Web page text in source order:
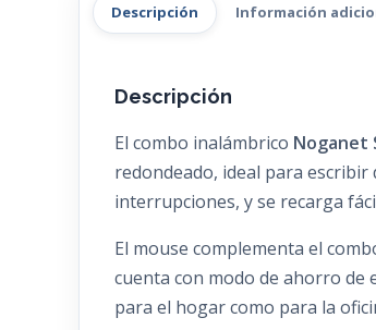
Descripción Información
Descripción
El combo inalámbrico Noganet
redondeado, ideal para
interrupciones, y se recarga
El mouse complementa el
cuenta con modo de ahorro de
para el hogar como para la